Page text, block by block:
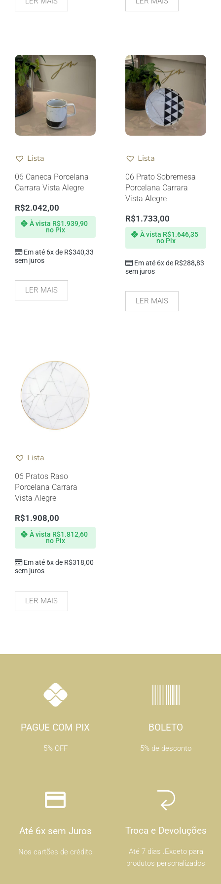
Lista
06 Caneca Porcelana
Carrara Vista Alegre
R$2.042,00
Em até 6x de R$340,33
sem juros
À vista R$1.939,90
no Pix
LER MAIS
Lista
06 Prato Sobremesa
Porcelana Carrara
Vista Alegre
R$1.733,00
Em até 6x de R$288,83
sem juros
À vista R$1.646,35
no Pix
LER MAIS
Lista
06 Pratos Raso
Porcelana Carrara
Vista Alegre
R$1.908,00
Em até 6x de R$318,00
sem juros
À vista R$1.812,60
no Pix
LER MAIS
PAGUE COM PIX
5% OFF
BOLETO
5% de desconto
Até 6x sem Juros
Nos cartões de crédito
Troca e Devoluções
Até 7 dias .Exceto para
produtos personalizados